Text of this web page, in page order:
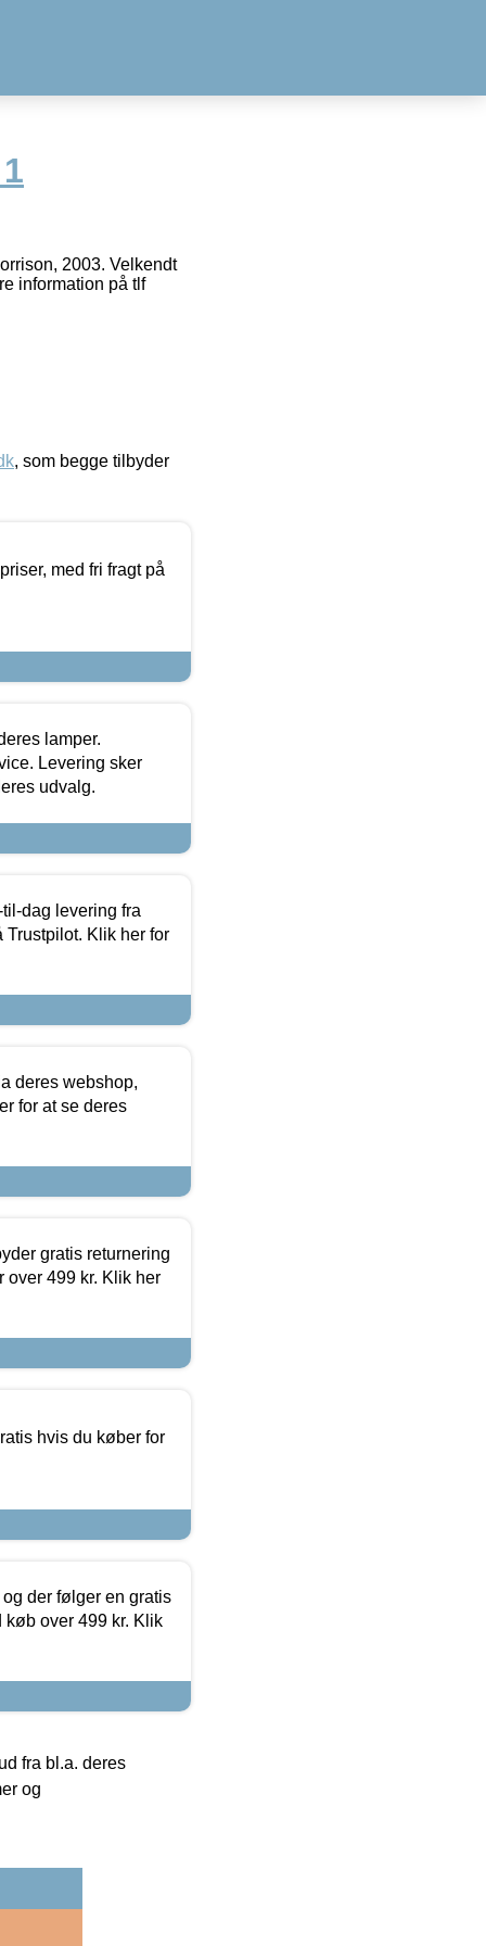
2003. Velkendt
information på tlf
, som begge tilbyder
med fri fragt på
lamper.
Levering sker
udvalg.
dag levering fra
Trustpilot. Klik her for
deres webshop,
for at se deres
gratis returnering
over 499 kr. Klik her
hvis du køber for
der følger en gratis
køb over 499 kr. Klik
fra bl.a. deres
og